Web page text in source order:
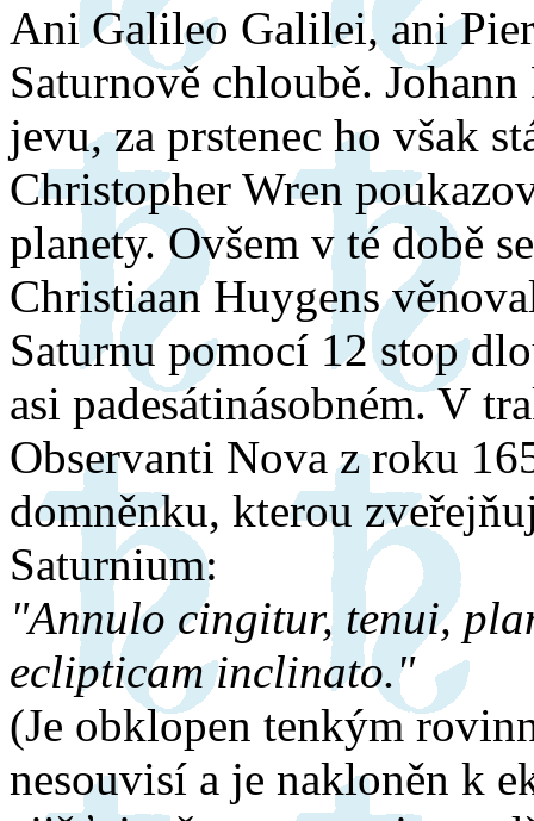
Ani Galileo Galilei, ani
Saturnově chloubě.
jevu, za prstenec ho však
Christopher Wren
planety. Ovšem v té době
Christiaan Huygens
Saturnu pomocí 12 stop
asi padesátinásobném. V
Observanti Nova z roku
domněnku, kterou
Saturnium:
"Annulo cingitur, tenui,
eclipticam inclinato."
(Je obklopen tenkým
nesouvisí a je nakloněn k